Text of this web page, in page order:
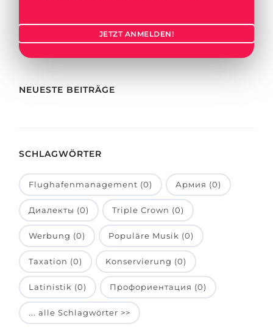
BERUFE
Beispiel-Stellenangebote
Holland-Test
Interessenkarte-Test
RIASEC-Test
Erfolgzu
100%
Unsere Studierenden werden
BERATUNG!
BEWERBEN FÜR FACHRICHTUNG …
Medizin
Physik
BEWERBEN AUS …
Russland
Ukraine
Kasachstan
Aserbaidschan
Armenien
Belarus
Anderes Land
JETZT ANMELDEN!
NEUESTE BEITRÄGE
SCHLAGWÖRTER
Flughafenmanagement (0) Армия (0)
Диалекты (0) Triple Crown (0)
Werbung (0) Populäre Musik (0)
Taxation (0) Konservierung (0)
Latinistik (0) Профориентация (0)
... alle Schlagwörter >>